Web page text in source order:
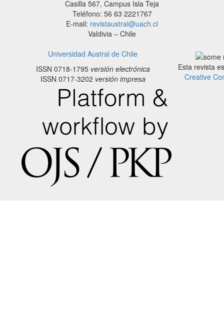
Casilla 567, Campus Isla Teja
Teléfono: 56 63 2221767
E-mail: revistaustral@uach.cl
Valdivia – Chile
Universidad Austral de Chile
ISSN 0718-1795versión electrónica
ISSN 0717-3202 versión impresa
Esta revista
Creative